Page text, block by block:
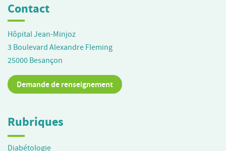
Contact
Hôpital Jean-Minjoz
3 Boulevard Alexandre Fleming
25000 Besançon
Demande de renseignement
Rubriques
Diabétologie